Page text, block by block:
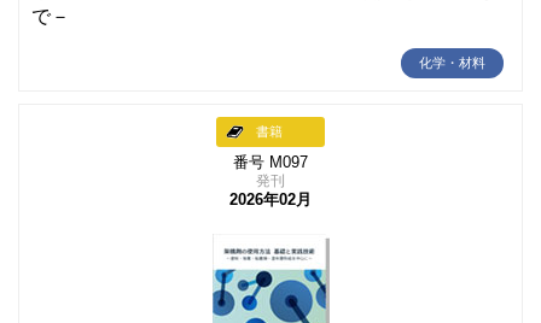
で－
化学・材料
書籍
番号 M097
発刊
2026年02月